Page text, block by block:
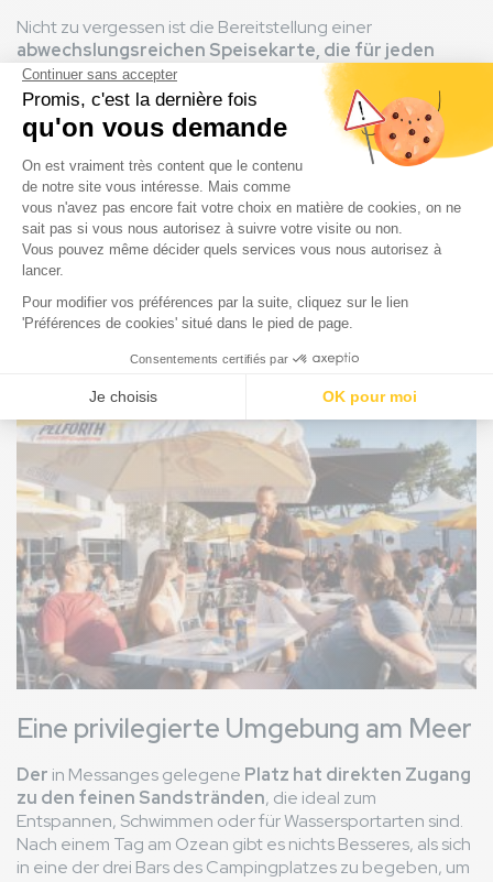
Nicht zu vergessen ist die Bereitstellung einer
abwechslungsreichen Speisekarte, die für jeden
Geschmack etwas
: Zusätzlich zu den
Verpflegungsmöglichkeitenbieten einige Bars auch
Snacks und Tapas an. Dies ist perfekt, umIhren
Muntermacher während eines entspannten
Moments auf einer der Terrassen zu begleiten!
RESTAURANTS
Eine privilegierte Umgebung am Meer
Der in Messanges gelegene Platz hat direkten Zugang
zu den feinen Sandstränden, die ideal zum
Entspannen, Schwimmen oder für Wassersportarten sind.
Nach einem Tag am Ozean gibt es nichts Besseres, als sich
in eine der drei Bars des Campingplatzes zu begeben, um